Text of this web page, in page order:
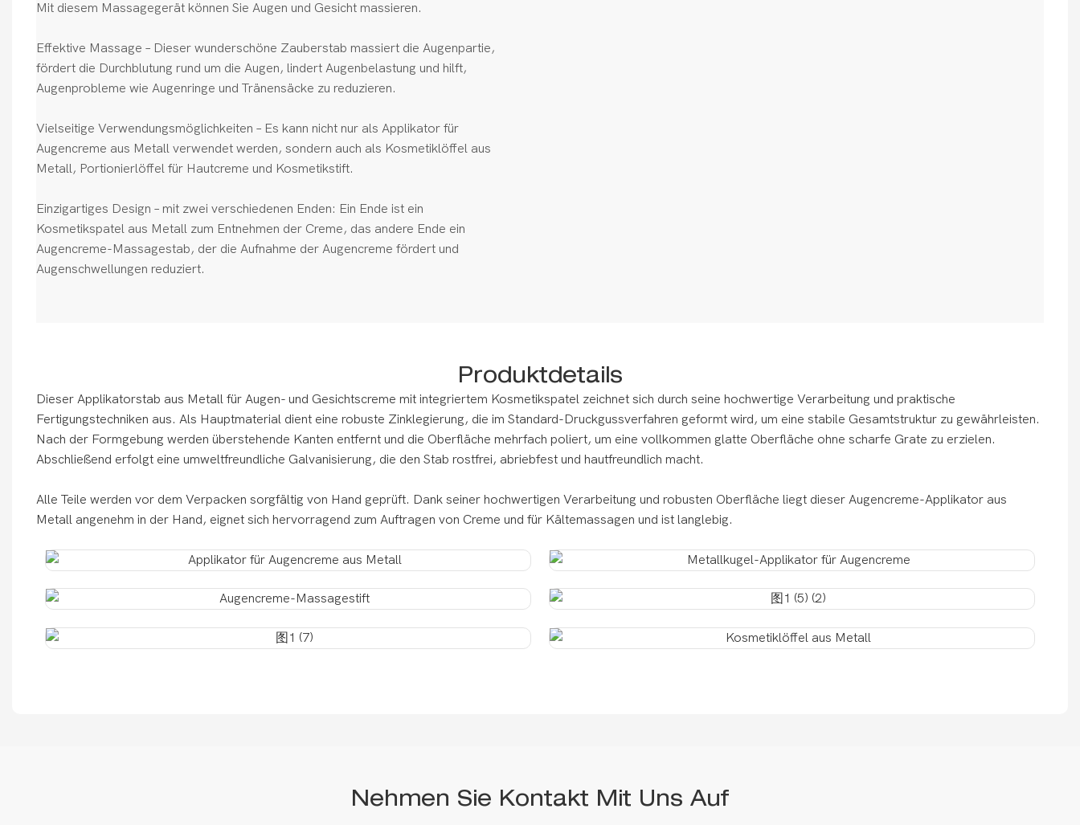
Mit diesem Massagegerät können Sie Augen und Gesicht massieren.
Effektive Massage – Dieser wunderschöne Zauberstab massiert die Augenpartie,
fördert die Durchblutung rund um die Augen, lindert Augenbelastung und hilft,
Augenprobleme wie Augenringe und Tränensäcke zu reduzieren.
Vielseitige Verwendungsmöglichkeiten – Es kann nicht nur als Applikator für
Augencreme aus Metall verwendet werden, sondern auch als Kosmetiklöffel aus
Metall, Portionierlöffel für Hautcreme und Kosmetikstift.
Einzigartiges Design – mit zwei verschiedenen Enden: Ein Ende ist ein
Kosmetikspatel aus Metall zum Entnehmen der Creme, das andere Ende ein
Augencreme-Massagestab, der die Aufnahme der Augencreme fördert und
Augenschwellungen reduziert.
Produktdetails
Dieser Applikatorstab aus Metall für Augen- und Gesichtscreme mit integriertem Kosmetikspatel zeichnet sich durch seine hochwertige Verarbeitung und praktische
Fertigungstechniken aus. Als Hauptmaterial dient eine robuste Zinklegierung, die im Standard-Druckgussverfahren geformt wird, um eine stabile Gesamtstruktur zu gewährleisten.
Nach der Formgebung werden überstehende Kanten entfernt und die Oberfläche mehrfach poliert, um eine vollkommen glatte Oberfläche ohne scharfe Grate zu erzielen.
Abschließend erfolgt eine umweltfreundliche Galvanisierung, die den Stab rostfrei, abriebfest und hautfreundlich macht.
Alle Teile werden vor dem Verpacken sorgfältig von Hand geprüft. Dank seiner hochwertigen Verarbeitung und robusten Oberfläche liegt dieser Augencreme-Applikator aus
Metall angenehm in der Hand, eignet sich hervorragend zum Auftragen von Creme und für Kältemassagen und ist langlebig.
Nehmen Sie Kontakt Mit Uns Auf